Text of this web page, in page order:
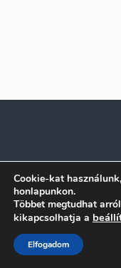
Cookie-kat
honlapunkon.
Többet megtudhat
kikapcsolhatja a
Elfogadom